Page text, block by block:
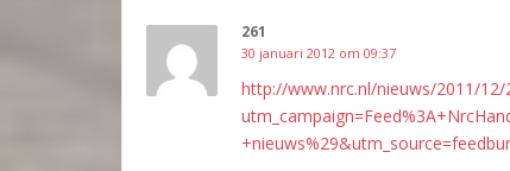
261
30 januari 2012 om 09:37
http://www.nrc.nl/nieuws/2011/